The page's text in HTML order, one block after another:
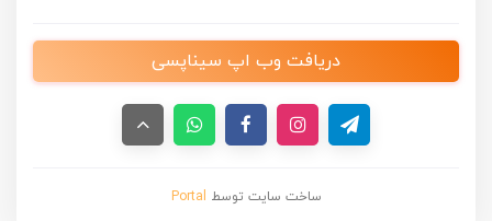
دریافت وب اپ سیناپسی
ساخت سایت توسط Portal